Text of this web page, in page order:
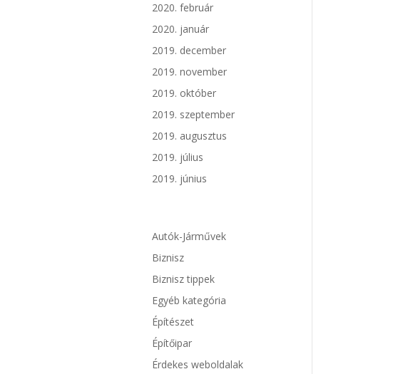
2020. február
2020. január
2019. december
2019. november
2019. október
2019. szeptember
2019. augusztus
2019. július
2019. június
Autók-Járművek
Biznisz
Biznisz tippek
Egyéb kategória
Építészet
Építőipar
Érdekes weboldalak